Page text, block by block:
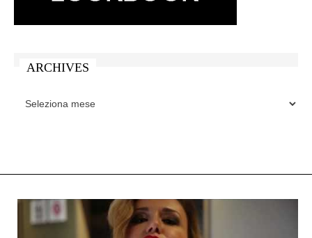
ARCHIVES